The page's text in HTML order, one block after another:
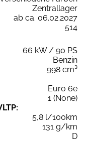
Zentrallager
ab ca. 06.02.2027
514
66 kW / 90 PS
Benzin
998 cm³
Euro 6e
1 (None)
5,8 l/100km
131 g/km
D